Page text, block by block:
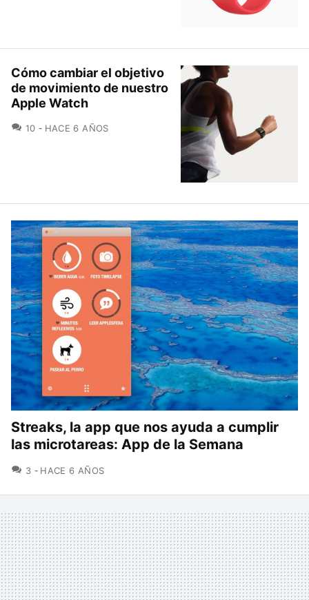
Cómo cambiar el objetivo
de movimiento de nuestro
Apple Watch
10 COMENTARIOS
HACE 6 AÑOS
Streaks, la app que nos ayuda a cumplir
las microtareas: App de la Semana
3 COMENTARIOS
HACE 6 AÑOS